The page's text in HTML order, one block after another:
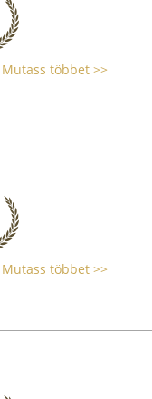
Mutass többet >>
Mutass többet >>